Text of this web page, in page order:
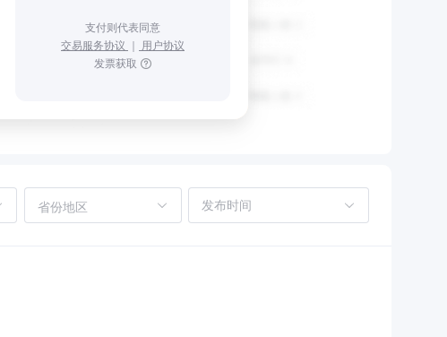
支付则代表同意
交易服务协议 ｜ 用户协议
发票获取
省份地区